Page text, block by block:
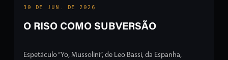
30 DE JUN. DE 2026
O RISO COMO SUBVERSÃO
Espetáculo “Yo, Mussolini”, de Leo Bassi, da Espanha,